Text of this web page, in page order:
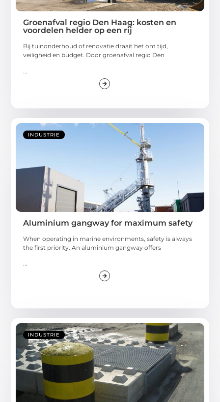
Groenafval regio Den Haag: kosten en
voordelen helder op een rij
Bij tuinonderhoud of renovatie draait het om tijd,
veiligheid en budget. Door groenafval regio Den
INDUSTRIE
Aluminium gangway for maximum safety
When operating in marine environments, safety is always
the first priority. An aluminium gangway offers
INDUSTRIE